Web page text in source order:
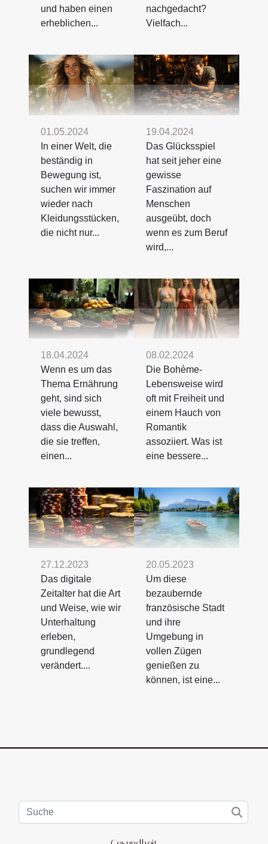
und haben einen
erheblichen...
nachgedacht?
Vielfach...
01.05.2024
In einer Welt, die
beständig in
Bewegung ist,
suchen wir immer
wieder nach
Kleidungsstücken,
die nicht nur...
19.04.2024
Das Glücksspiel
hat seit jeher eine
gewisse
Faszination auf
Menschen
ausgeübt, doch
wenn es zum Beruf
wird,...
18.04.2024
Wenn es um das
Thema Ernährung
geht, sind sich
viele bewusst,
dass die Auswahl,
die sie treffen,
einen...
08.02.2024
Die Bohème-
Lebensweise wird
oft mit Freiheit und
einem Hauch von
Romantik
assoziiert. Was ist
eine bessere...
27.12.2023
Das digitale
Zeitalter hat die Art
und Weise, wie wir
Unterhaltung
erleben,
grundlegend
verändert....
20.05.2023
Um diese
bezaubernde
französische Stadt
und ihre
Umgebung in
vollen Zügen
genießen zu
können, ist eine...